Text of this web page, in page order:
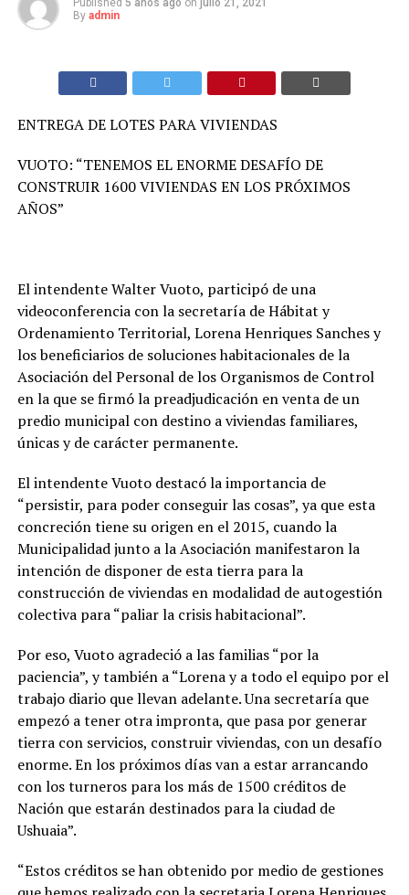
Published 5 años ago on julio 21, 2021
By admin
ENTREGA DE LOTES PARA VIVIENDAS
VUOTO: “TENEMOS EL ENORME DESAFÍO DE
CONSTRUIR 1600 VIVIENDAS EN LOS PRÓXIMOS
AÑOS”
El intendente Walter Vuoto, participó de una
videoconferencia con la secretaría de Hábitat y
Ordenamiento Territorial, Lorena Henriques Sanches y
los beneficiarios de soluciones habitacionales de la
Asociación del Personal de los Organismos de Control
en la que se firmó la preadjudicación en venta de un
predio municipal con destino a viviendas familiares,
únicas y de carácter permanente.
El intendente Vuoto destacó la importancia de
“persistir, para poder conseguir las cosas”, ya que esta
concreción tiene su origen en el 2015, cuando la
Municipalidad junto a la Asociación manifestaron la
intención de disponer de esta tierra para la
construcción de viviendas en modalidad de autogestión
colectiva para “paliar la crisis habitacional”.
Por eso, Vuoto agradeció a las familias “por la
paciencia”, y también a “Lorena y a todo el equipo por el
trabajo diario que llevan adelante. Una secretaría que
empezó a tener otra impronta, que pasa por generar
tierra con servicios, construir viviendas, con un desafío
enorme. En los próximos días van a estar arrancando
con los turneros para los más de 1500 créditos de
Nación que estarán destinados para la ciudad de
Ushuaia”.
“Estos créditos se han obtenido por medio de gestiones